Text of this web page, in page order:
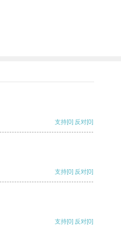
支持[0] 反对[0]
支持[0] 反对[0]
支持[0] 反对[0]